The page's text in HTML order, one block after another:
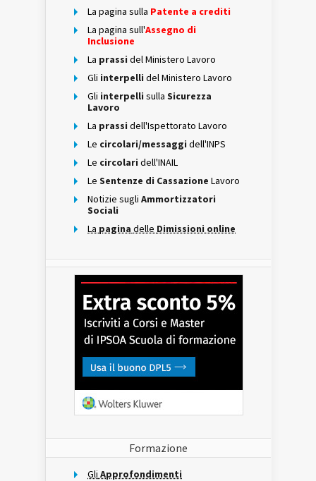
La pagina sulla Patente a crediti
La pagina sull'Assegno di
Inclusione
La prassi del Ministero Lavoro
Gli interpelli del Ministero Lavoro
Gli interpelli sulla Sicurezza
Lavoro
La prassi dell'Ispettorato Lavoro
Le circolari/messaggi dell'INPS
Le circolari dell'INAIL
Le Sentenze di Cassazione Lavoro
Notizie sugli Ammortizzatori
Sociali
La pagina delle Dimissioni online
Formazione
Gli Approfondimenti